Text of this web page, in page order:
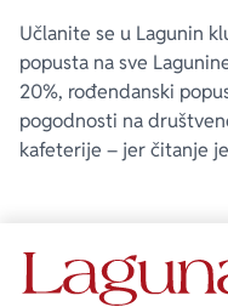
Učlanite se u Lagunin
popusta na sve
20%, rođendanski
pogodnosti na
kafeterije – jer čitanje